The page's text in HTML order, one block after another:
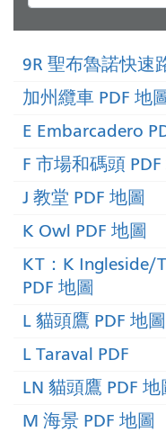
9R 聖布魯諾快速
加州纜車 PDF 地
E Embarcadero
F 市場和碼頭 PDF
J 教堂 PDF 地圖
K Owl PDF 地圖
KT：K Ingleside/
PDF 地圖
L 貓頭鷹 PDF 地圖
L Taraval PDF
LN 貓頭鷹 PDF 地
M 海景 PDF 地圖